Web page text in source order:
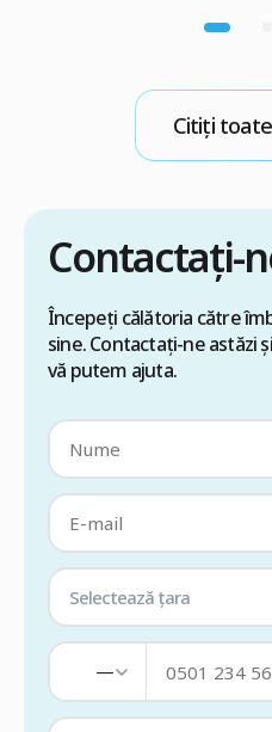
transmiterii virusului în
Citiți
Contactați-
Începeți călătoria către
sine. Contactați-ne astăzi
vă putem ajuta.
Selectează țara
—